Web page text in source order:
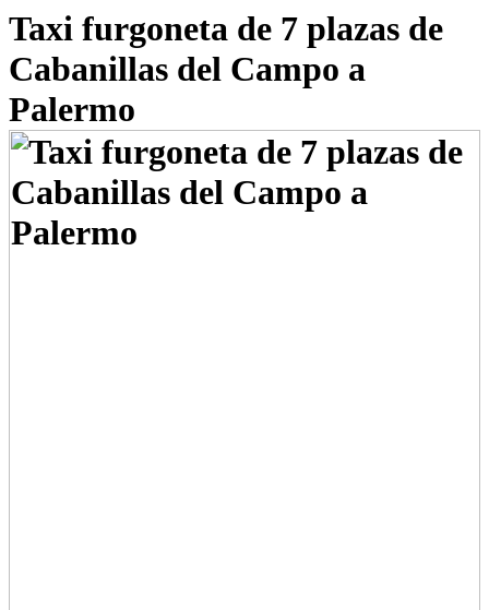
Taxi furgoneta de 7 plazas de
Cabanillas del Campo a
Palermo